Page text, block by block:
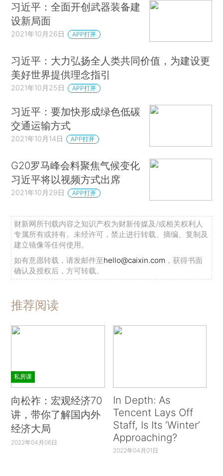
习近平：全面开创武器装备建
设新局面
2021年10月26日 APP打开
习近平：大力弘扬全人类共同价值，为建设更
美好世界提供理念指引
2021年10月25日 APP打开
习近平：要加快形成绿色低碳
交通运输方式
2021年10月14日 APP打开
G20罗马峰会料聚焦气候变化
习近平将以视频方式出席
2021年10月29日 APP打开
财新网所刊载内容之知识产权为财新传媒及/或相关权利人
专属所有或持有。未经许可，禁止进行转载、摘编、复制及
建立镜像等任何使用。
如有意愿转载，请发邮件至hello@caixin.com ，获得书面
确认及授权后，方可转载。
推荐阅读
私房课
向松祚：宏观经济70
讲，带你了解国内外
经济大局
2022年04月06日
In Depth: As
Tencent Lays Off
Staff, Is Its ‘Winter’
Approaching?
2022年04月01日